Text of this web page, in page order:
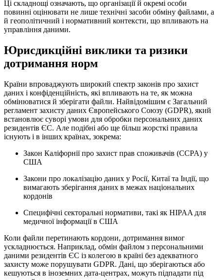
Ці складнощі означають, що організації й окремі особи
повинні оцінювати не лише технічні засоби обміну файлами, а
й геополітичний і нормативний контексти, що впливають на
управління даними.
Юрисдикційні виклики та ризики
дотримання норм
Країни впроваджують широкий спектр законів про захист
даних і конфіденційність, які впливають на те, як можна
обмінюватися й зберігати файли. Найвідомішим є Загальний
регламент захисту даних Європейського Союзу (GDPR), який
встановлює суворі умови для обробки персональних даних
резидентів ЄС. Але подібні або ще більш жорсткі правила
існують і в інших країнах, зокрема:
Закон Каліфорнії про захист прав споживачів (CCPA) у
США
Закони про локалізацію даних у Росії, Китаї та Індії, що
вимагають зберігання даних в межах національних
кордонів
Специфічні секторальні нормативи, такі як HIPAA для
медичної інформації в США
Коли файли перетинають кордони, дотримання вимог
ускладнюється. Наприклад, обмін файлом з персональними
даними резидентів ЄС із колегою в країні без адекватного
захисту може порушувати GDPR. Дані, що зберігаються або
кешуються в іноземних дата-центрах, можуть підпадати під